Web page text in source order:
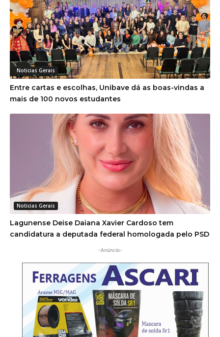
Noticias Gerais
Entre cartas e escolhas, Unibave dá as boas-vindas a
mais de 100 novos estudantes
Noticias Gerais
Lagunense Deise Daiana Xavier Cardoso tem
candidatura a deputada federal homologada pelo PSD
-Anúncio-